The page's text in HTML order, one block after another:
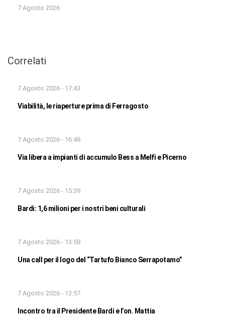
7 Agosto 2026
Correlati
7 Agosto 2026 - 17:43
Viabilità, le riaperture prima di Ferragosto
7 Agosto 2026 - 16:48
Via libera a impianti di accumulo Bess a Melfi e Picerno
7 Agosto 2026 - 15:59
Bardi: 1,6 milioni per i nostri beni culturali
7 Agosto 2026 - 13:58
Una call per il logo del “Tartufo Bianco Serrapotamo”
7 Agosto 2026 - 13:57
Incontro tra il Presidente Bardi e l’on. Mattia